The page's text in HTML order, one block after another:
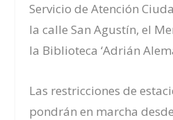
Servicio de Atención
la calle San Agustín, el
la Biblioteca ‘Adrián
Las restricciones de
pondrán en marcha